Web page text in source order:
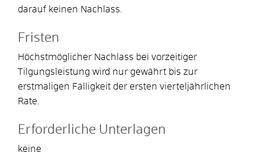
darauf keinen Nachlass.
Fristen
Höchstmöglicher Nachlass bei vorzeitiger
Tilgungsleistung wird nur gewährt bis zur
erstmaligen Fälligkeit der ersten vierteljährlichen
Rate.
Erforderliche Unterlagen
keine